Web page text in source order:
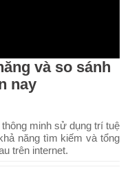
và so sánh
nay
minh sử dụng trí tuệ
năng tìm kiếm và tổng
trên internet.